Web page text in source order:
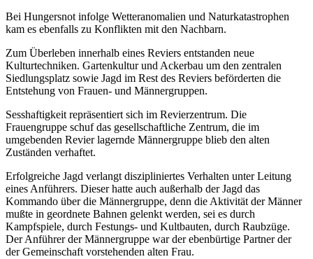
Bei Hungersnot infolge Wetteranomalien und Naturkatastrophen
kam es ebenfalls zu Konflikten mit den Nachbarn.
Zum Überleben innerhalb eines Reviers entstanden neue
Kulturtechniken. Gartenkultur und Ackerbau um den zentralen
Siedlungsplatz sowie Jagd im Rest des Reviers beförderten die
Entstehung von Frauen- und Männergruppen.
Sesshaftigkeit repräsentiert sich im Revierzentrum. Die
Frauengruppe schuf das gesellschaftliche Zentrum, die im
umgebenden Revier lagernde Männergruppe blieb den alten
Zuständen verhaftet.
Erfolgreiche Jagd verlangt diszipliniertes Verhalten unter Leitung
eines Anführers. Dieser hatte auch außerhalb der Jagd das
Kommando über die Männergruppe, denn die Aktivität der Männer
mußte in geordnete Bahnen gelenkt werden, sei es durch
Kampfspiele, durch Festungs- und Kultbauten, durch Raubzüge.
Der Anführer der Männergruppe war der ebenbürtige Partner der
der Gemeinschaft vorstehenden alten Frau.